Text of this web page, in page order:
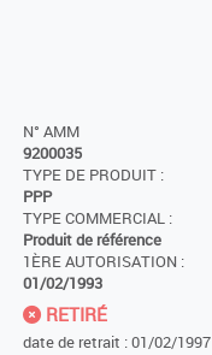
N° AMM
9200035
TYPE DE PRODUIT :
PPP
TYPE COMMERCIAL :
Produit de référence
1ÈRE AUTORISATION :
01/02/1993
RETIRÉ
date de retrait : 01/02/1997